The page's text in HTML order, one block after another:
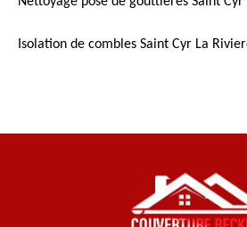
Isolation de combles Saint Cyr La